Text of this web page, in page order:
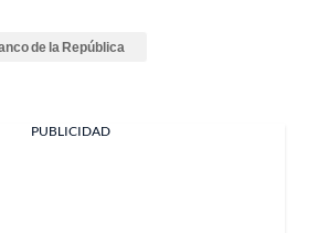
de la República
PUBLICIDAD